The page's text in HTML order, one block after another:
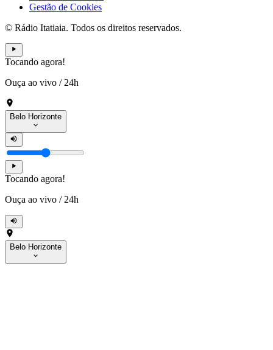
Gestão de Cookies
© Rádio Itatiaia. Todos os direitos reservados.
Tocando agora!
Ouça ao vivo / 24h
Belo Horizonte
Tocando agora!
Ouça ao vivo / 24h
Belo Horizonte